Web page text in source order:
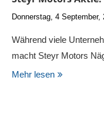
Donnerstag, 4 September,
Während viele
macht Steyr Motors
Mehr lesen